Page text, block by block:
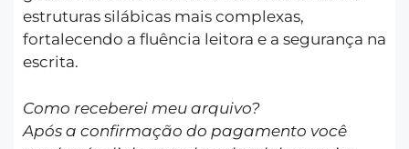
estruturas silábicas mais complexas,
fortalecendo a fluência leitora e a segurança na
escrita.
Como receberei meu arquivo?
Após a confirmação do pagamento você